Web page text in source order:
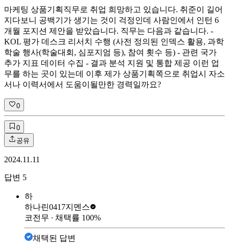
마케팅 상품기획직무로 취업 희망하고 있습니다. 취준이 길어
지다보니 공백기가 생기는 것이 걱정인데 사람인에서 인턴 6
개월 포지션 제안을 받았습니다. 직무는 다음과 같습니다. -
KOL 평가 데스크 리서치 수행 (사전 정의된 인덱스 활용, 과학
학술 행사(학술대회, 심포지엄 등), 참여 횟수 등) - 관련 국가
추가 지표 데이터 수집 - 결과 분석 지원 및 통합 제공 이런 업
무를 하는 곳이 있는데 이후 제가 상품기획쪽으로 취업시 자소
서나 이력서에서 도움이될만한 경력일까요?
0
0
공유
2024.11.11
답변 5
하
하나린0417지멘스
코전무 ∙ 채택률 100%
채택된 답변